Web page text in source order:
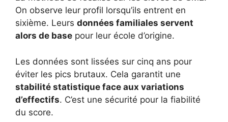
On observe leur profil lorsqu’ils entrent en
sixième. Leurs données familiales servent
alors de base pour leur école d’origine.
Les données sont lissées sur cinq ans pour
éviter les pics brutaux. Cela garantit une
stabilité statistique face aux variations
d’effectifs. C’est une sécurité pour la fiabilité
du score.